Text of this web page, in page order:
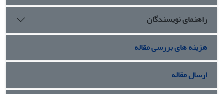
راهنمای نویسندگان
هزینه های بررسی مقاله
ارسال مقاله